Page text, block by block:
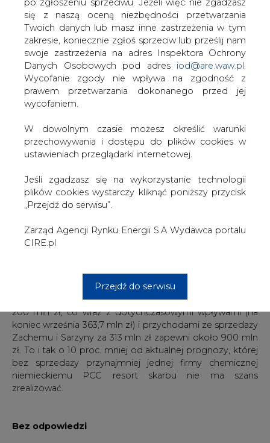
się z naszą oceną niezbędności przetwarzania
Twoich danych lub masz inne zastrzeżenia w tym
zakresie, koniecznie zgłoś sprzeciw lub prześlij nam
swoje zastrzeżenia na adres Inspektora Ochrony
Danych Osobowych pod adres iod@are.waw.pl
Wycofanie zgody nie wpływa na zgodność z
prawem przetwarzania dokonanego przed jej
wycofaniem.
W dowolnym czasie możesz określić warunki
przechowywania i dostępu do plików cookies w
ustawieniach przeglądarki internetowej.
Jeśli zgadzasz się na wykorzystanie technologii
plików cookies wystarczy kliknąć poniższy przycisk
„Przejdź do serwisu”.
Zarząd Agencji Rynku Energii S.A Wydawca portalu
CIRE.pl
Przejdź do serwisu
socjalny w wersji inwestora. Związkowcy zagrozili
protestem, a po ich wizycie MSP postanowiło zwrócić się
do inwestora, by jeszcze raz negocjował porozumienie.
Poprzednie rozmowy zakończyły się fiaskiem. Z relacji
inwestora wynikało, że oczekiwania „strony społecznej”
były odległe od tego, co był skłonny zaakceptować.
„W dniu 26 października inwestor powiadomił MSP o
gotowości podjęcia rozmów ze stroną społeczną ZEC
Dziura mała lub wielka
Nie ma wątpliwości, że MSP zależy na tym, by w tym
roku zakończyć prywatyzację elektrociepłowni. Jeśli to
się nie uda, będzie musiało kolejny raz obniżyć
Kędzierzyn nie ma szans, by zbliżyło się do
zapowiadanego 1 mld zł z prywatyzacji w 2006 r.
Jeśli akcje ZEC Bydgoszcz zmienią właściciela (tylko
formalnie, bo ESP są pośrednio 100-procentową
własnością skarbu państwa), resort może liczyć na ponad
200 mln zł, co wraz z dotychczasowymi wpływami (na
koniec września 363,7 mln zł) i przychodami ze sprzedaży
Zachemu i Sarzyny za 313 mln zł zapewni około 900 mln
zł. To i tak o 10 proc. mniej od aktualnej prognozy, której
bez sprzedaży przynajmniej jednej firmy chemicznej
niemieckiemu PCC resort skarbu nie ma szans
zrealizować.
Bez odpowiedzi